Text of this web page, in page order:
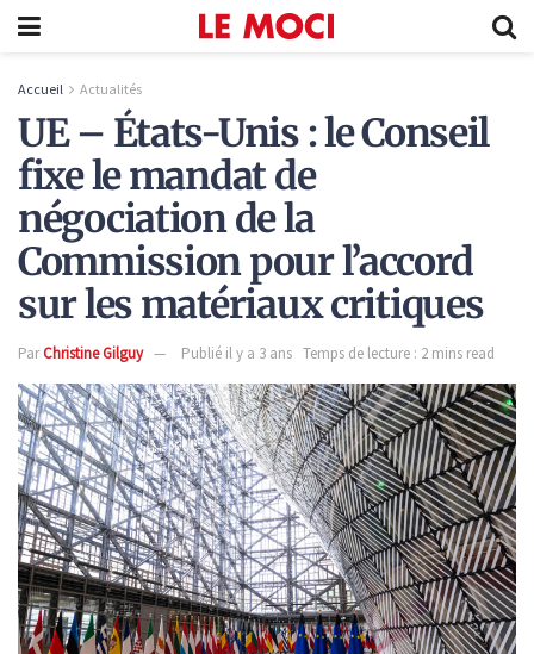
Accueil Actualités
UE – États-Unis : le Conseil
fixe le mandat de
négociation de la
Commission pour l’accord
sur les matériaux critiques
ParChristine Gilguy Publié il y a 3 ans Temps de lecture : 2 mins read